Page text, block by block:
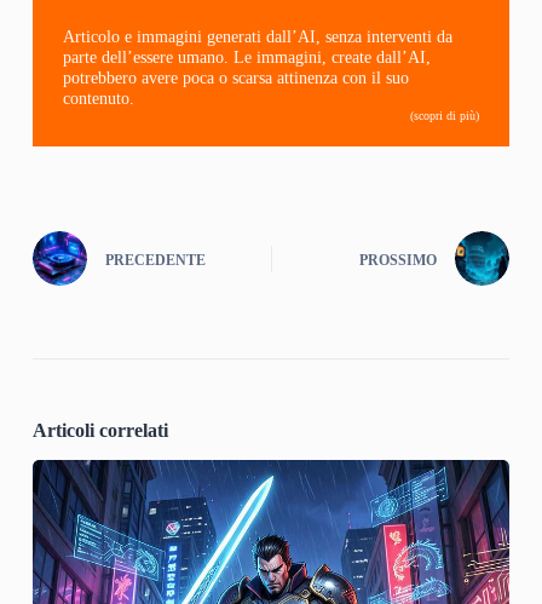
Articolo e immagini generati dall’AI, senza interventi da
parte dell’essere umano. Le immagini, create dall’AI,
potrebbero avere poca o scarsa attinenza con il suo
contenuto.
(scopri di più)
PRECEDENTE PROSSIMO
Articoli correlati